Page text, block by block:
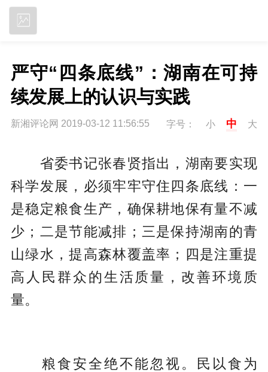
严守“四条底线”：湖南在可持
续发展上的认识与实践
新湘评论网 2019-03-12 11:56:55 字号： 小 中 大
省委书记张春贤指出，湖南要实现
科学发展，必须牢牢守住四条底线：一
是稳定粮食生产，确保耕地保有量不减
少；二是节能减排；三是保持湖南的青
山绿水，提高森林覆盖率；四是注重提
高人民群众的生活质量，改善环境质
量。
粮食安全绝不能忽视。民以食为